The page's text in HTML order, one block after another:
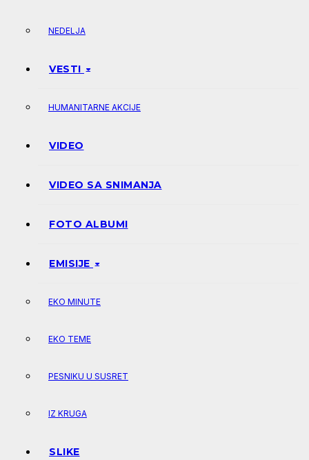
NEDELJA
VESTI
HUMANITARNE AKCIJE
VIDEO
VIDEO SA SNIMANJA
FOTO ALBUMI
EMISIJE
EKO MINUTE
EKO TEME
PESNIKU U SUSRET
IZ KRUGA
SLIKE